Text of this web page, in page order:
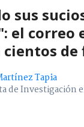
sus
el correo
de
Tapia
de Investigación